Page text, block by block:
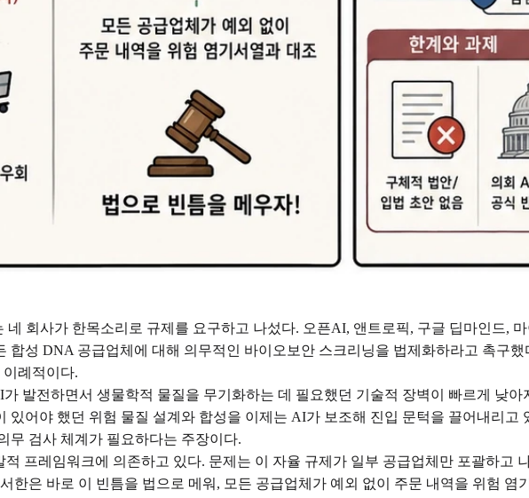
회사가 한목소리로 규제를 요구하고 나섰다. 오픈AI, 앤트로픽, 구글 딥마인드,
합성 DNA 공급업체에 대해 의무적인 바이오보안 스크리닝을 법제화하라고 촉구
례적이다.
발전하면서 생물학적 물질을 무기화하는 데 필요했던 기술적 장벽이 빠르게 낮
있어야 했던 위험 물질 설계와 합성을 이제는 AI가 보조해 진입 문턱을 끌어내리
무 검사 체계가 필요하다는 주장이다.
프레임워크에 의존하고 있다. 문제는 이 자율 규제가 일부 공급업체만 포괄하고
한은 바로 이 빈틈을 법으로 메워, 모든 공급업체가 예외 없이 주문 내역을 위험 염